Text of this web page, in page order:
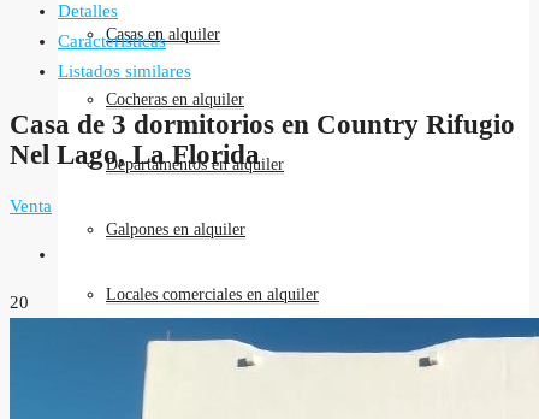
Casas en alquiler
Cocheras en alquiler
Departamentos en alquiler
Galpones en alquiler
Locales comerciales en alquiler
Oficinas en alquiler
Detalles
Caracteristicas
Listados similares
Casa de 3 dormitorios en Country Rifugio
Nel Lago, La Florida
Venta
20